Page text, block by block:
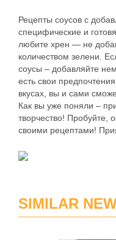
Рецепты соусов с
специфические и
любите хрен — не
количеством зелени.
соусы – добавляйте
есть свои
вкусах, вы и сами
Как вы уже поняли –
творчество! Пробуйте,
своими рецептами!
SIMILAR